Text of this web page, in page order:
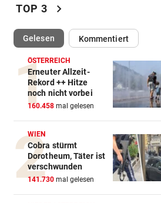
Verein als Tarnung für
TOP 3 chevron_right
Gelesen(ausgewählt)Kommentiert
ÖSTERREICH
Erneuter Allzeit-
Rekord ++ Hitze
noch nicht vorbei
160.458 mal gelesen
WIEN
Cobra stürmt
Dorotheum, Täter ist
verschwunden
141.730 mal gelesen